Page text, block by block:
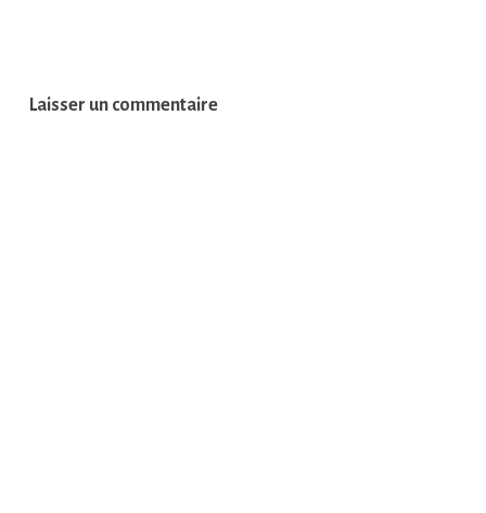
Laisser un commentaire